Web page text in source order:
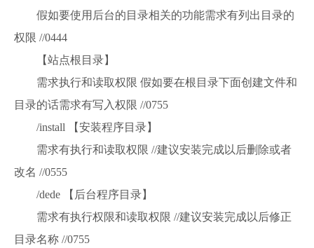
假如要使用后台的目录相关的功能需求有列出目录的
权限 //0444
【站点根目录】
需求执行和读取权限 假如要在根目录下面创建文件和
目录的话需求有写入权限 //0755
/install 【安装程序目录】
需求有执行和读取权限 //建议安装完成以后删除或者
改名 //0555
/dede 【后台程序目录】
需求有执行权限和读取权限 //建议安装完成以后修正
目录名称 //0755